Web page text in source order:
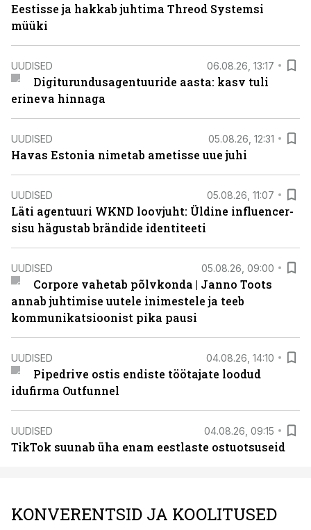
Eestisse ja hakkab juhtima Threod Systemsi
müüki
UUDISED 06.08.26, 13:17
Digiturundusagentuuride aasta: kasv tuli
erineva hinnaga
UUDISED 05.08.26, 12:31
Havas Estonia nimetab ametisse uue juhi
UUDISED 05.08.26, 11:07
Läti agentuuri WKND loovjuht: Üldine influencer-
sisu hägustab brändide identiteeti
UUDISED 05.08.26, 09:00
Corpore vahetab põlvkonda | Janno Toots
annab juhtimise uutele inimestele ja teeb
kommunikatsioonist pika pausi
UUDISED 04.08.26, 14:10
Pipedrive ostis endiste töötajate loodud
idufirma Outfunnel
UUDISED 04.08.26, 09:15
TikTok suunab üha enam eestlaste ostuotsuseid
KONVERENTSID JA KOOLITUSED